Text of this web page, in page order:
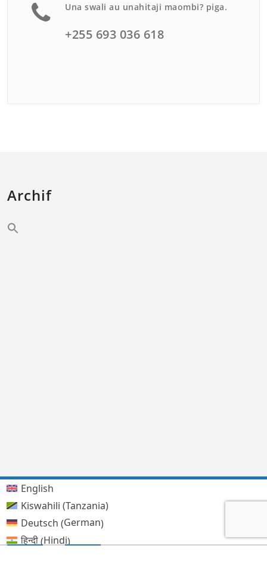
Una swali au unahitaji maombi? piga.
+255 693 036 618
Archif
English
Kiswahili (Tanzania)
Deutsch (German)
हिन्दी(Hindi)